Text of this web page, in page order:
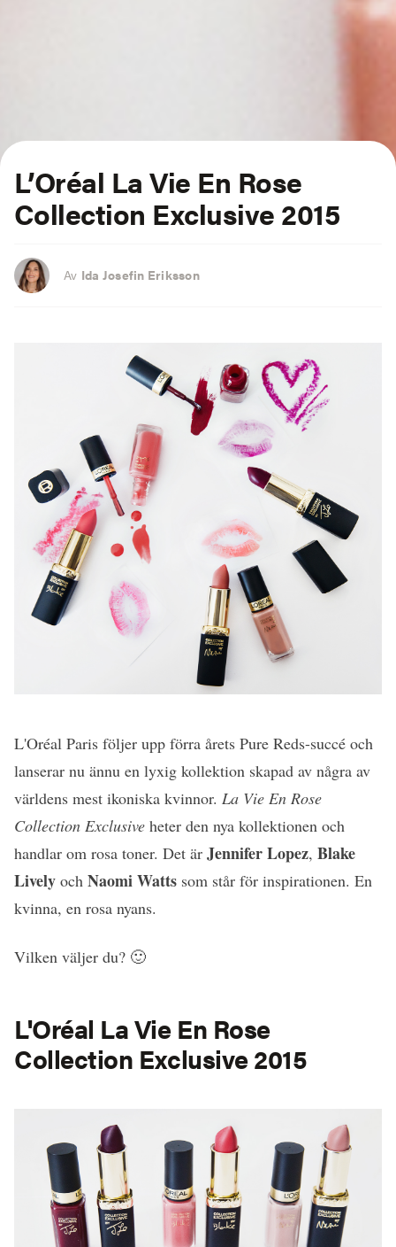
L’Oréal La Vie En Rose
Collection Exclusive 2015
Av Ida Josefin Eriksson
L'Oréal Paris följer upp förra årets Pure Reds-succé och
lanserar nu ännu en lyxig kollektion skapad av några av
världens mest ikoniska kvinnor. La Vie En Rose
Collection Exclusive heter den nya kollektionen och
handlar om rosa toner. Det är Jennifer Lopez, Blake
Lively och Naomi Watts som står för inspirationen. En
kvinna, en rosa nyans.
Vilken väljer du? 🙂
L'Oréal La Vie En Rose
Collection Exclusive 2015